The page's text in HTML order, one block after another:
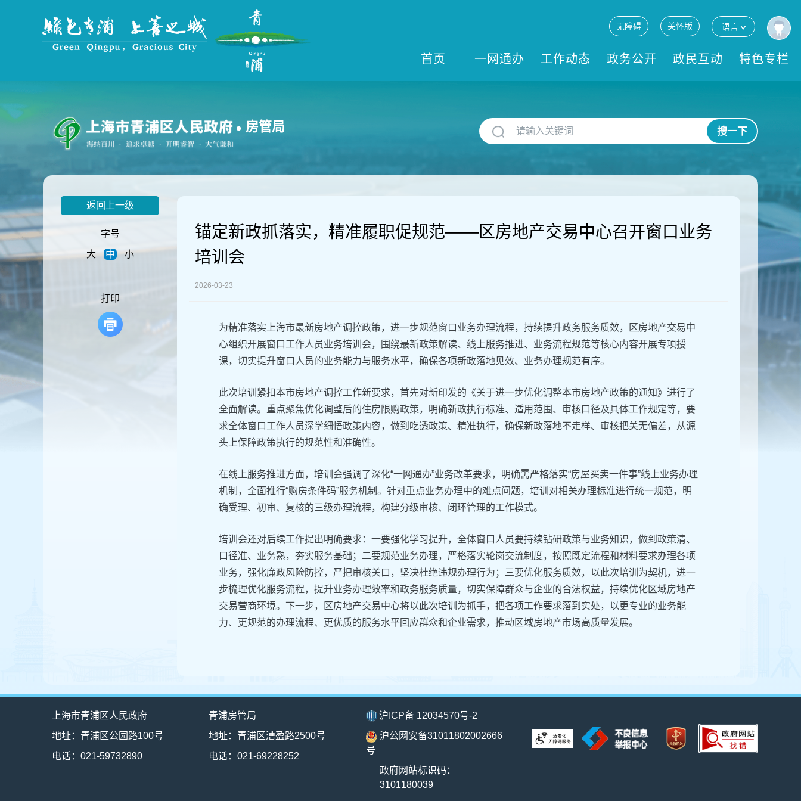
到
主
要
内
无障碍 关怀版 语言
首页 一网通办 工作动态 政务公开 政民互动 特色专栏
房管局 搜一下
返回上一级
字号
大
中 小
打印
锚定新政抓落实，精准履职促规范——区房地产交易中心召开窗口业务
培训会
2026-03-23
为精准落实上海市最新房地产调控政策，进一步规范窗口业务办理流程，持续提升政务服务质效，区房地产交易中
心组织开展窗口工作人员业务培训会，围绕最新政策解读、线上服务推进、业务流程规范等核心内容开展专项授
课，切实提升窗口人员的业务能力与服务水平，确保各项新政落地见效、业务办理规范有序。
此次培训紧扣本市房地产调控工作新要求，首先对新印发的《关于进一步优化调整本市房地产政策的通知》进行了
全面解读。重点聚焦优化调整后的住房限购政策，明确新政执行标准、适用范围、审核口径及具体工作规定等，要
求全体窗口工作人员深学细悟政策内容，做到吃透政策、精准执行，确保新政落地不走样、审核把关无偏差，从源
头上保障政策执行的规范性和准确性。
在线上服务推进方面，培训会强调了深化“一网通办”业务改革要求，明确需严格落实“房屋买卖一件事”线上业务办理
机制，全面推行“购房条件码”服务机制。针对重点业务办理中的难点问题，培训对相关办理标准进行统一规范，明
确受理、初审、复核的三级办理流程，构建分级审核、闭环管理的工作模式。
培训会还对后续工作提出明确要求：一要强化学习提升，全体窗口人员要持续钻研政策与业务知识，做到政策清、
口径准、业务熟，夯实服务基础；二要规范业务办理，严格落实轮岗交流制度，按照既定流程和材料要求办理各项
业务，强化廉政风险防控，严把审核关口，坚决杜绝违规办理行为；三要优化服务质效，以此次培训为契机，进一
步梳理优化服务流程，提升业务办理效率和政务服务质量，切实保障群众与企业的合法权益，持续优化区域房地产
交易营商环境。下一步，区房地产交易中心将以此次培训为抓手，把各项工作要求落到实处，以更专业的业务能
力、更规范的办理流程、更优质的服务水平回应群众和企业需求，推动区域房地产市场高质量发展。
上海市青浦区人民政府
地址：青浦区公园路100号
电话：021-59732890
青浦房管局
地址：青浦区漕盈路2500号
电话：021-69228252
沪ICP备 12034570号-2
沪公网安备31011802002666
号
政府网站标识码：
3101180039